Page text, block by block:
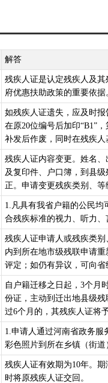
解答
残疾人证是认定残疾人及
府优惠扶助政策的重要依据
如残疾人证遗失，应及时
在原20位编号后加印“B1”
补发后作废，同时在残疾人
残疾人证内容变更。姓名
及复印件、户口簿，到县
正。申请变更残疾类别、
1.凡具有我省户籍的公民
合残疾标准的视力、听力
残疾人证申请人或残疾类
内到所在地市级残联申请
评定；如仍有异议，可向
自户籍迁移之日起，3个月
份证，主动到迁出地县级
过6个月的，其残疾人证将
1.申请人通过河南省政务服
彩色照片到所在乡镇（街
残疾人证有效期为10年。
时将原残疾人证交回。